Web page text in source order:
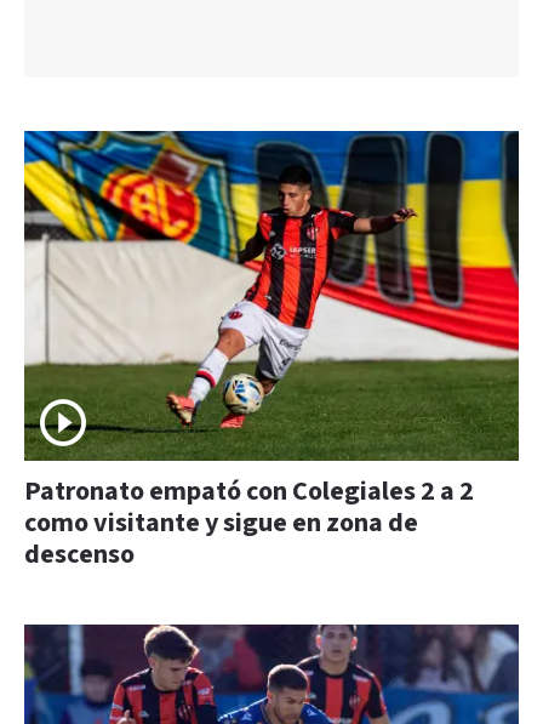
Patronato empató con Colegiales 2 a 2
como visitante y sigue en zona de
descenso